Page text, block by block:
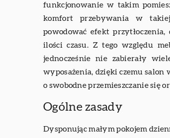
funkcjonowanie w takim
komfort przebywania w takiej
powodować efekt
ilości czasu. Z tego względu
jednocześnie nie zabierały
wyposażenia, dzięki czemu salon
o swobodne przemieszczanie się
Ogólne zasady
Dysponując małym pokojem